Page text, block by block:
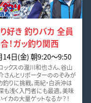
好き 釣りバカ 全員
！ガッ釣り関西
14日(金) 朝9:20～9:50
ックスの瀧川和也さん、谷山
さんとリポーターののぞみが
釣りに挑戦。南紀・白浜沖は
も浅く入門者にも最適。美味
イカの大量ゲットなるか？！